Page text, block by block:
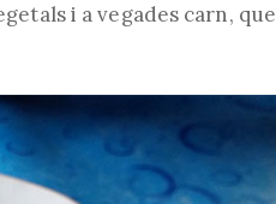
i a vegades carn, que